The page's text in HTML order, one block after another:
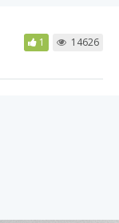
1 14626